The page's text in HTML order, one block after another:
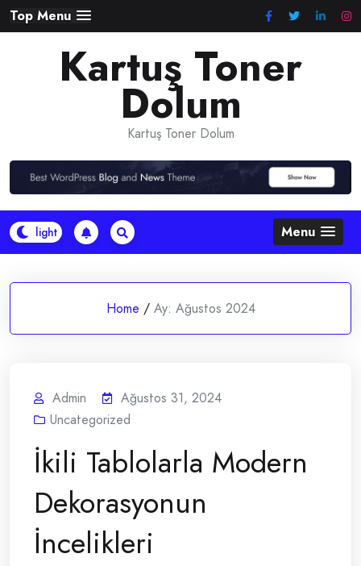
Skip
to
Top Menu
Kartuş Toner
Dolum
Kartuş Toner Dolum
Menu
Home / Ay: Ağustos 2024
Admin
Ağustos 31, 2024
Uncategorized
İkili Tablolarla Modern
Dekorasyonun
İncelikleri